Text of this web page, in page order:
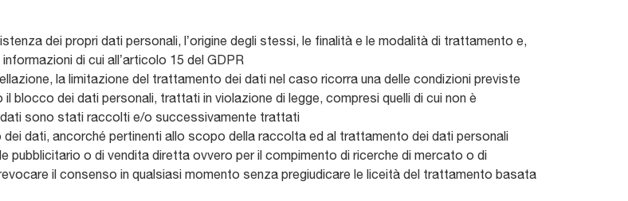
dei propri dati personali, l’origine degli stessi, le finalità e le modalità di trattamento e,
di cui all’articolo 15 del GDPR
la limitazione del trattamento dei dati nel caso ricorra una delle condizioni previste
blocco dei dati personali, trattati in violazione di legge, compresi quelli di cui non è
dati sono stati raccolti e/o successivamente trattati
dati, ancorché pertinenti allo scopo della raccolta ed al trattamento dei dati personali
pubblicitario o di vendita diretta ovvero per il compimento di ricerche di mercato o di
il consenso in qualsiasi momento senza pregiudicare le liceità del trattamento basata